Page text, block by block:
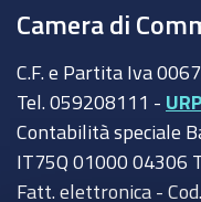
Camera di
C.F. e Partita Iva
Tel. 059208111 - URP
Contabilità speciale
IT75Q 01000 04306
Fatt. elettronica - Cod.